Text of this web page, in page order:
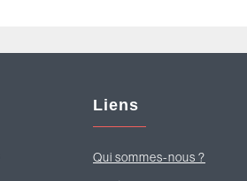
Liens
Qui sommes-nous ?